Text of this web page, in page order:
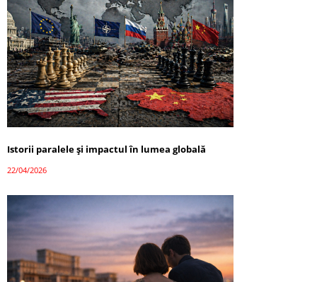
Istorii paralele și impactul în lumea globală
22/04/2026